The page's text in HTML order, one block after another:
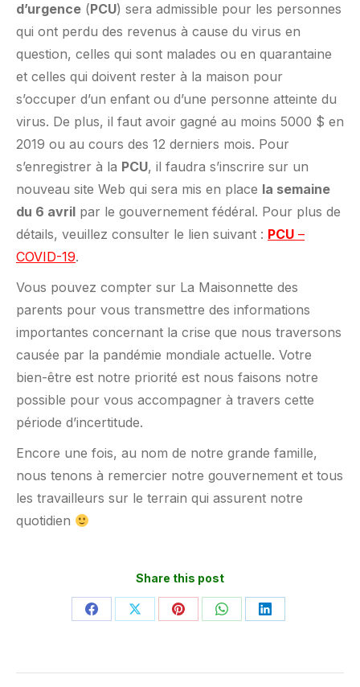
d’urgence (PCU) sera admissible pour les personnes
qui ont perdu des revenus à cause du virus en
question, celles qui sont malades ou en quarantaine
et celles qui doivent rester à la maison pour
s’occuper d’un enfant ou d’une personne atteinte du
virus. De plus, il faut avoir gagné au moins 5000 $ en
2019 ou au cours des 12 derniers mois. Pour
s’enregistrer à la PCU, il faudra s’inscrire sur un
nouveau site Web qui sera mis en place la semaine
du 6 avril par le gouvernement fédéral. Pour plus de
détails, veuillez consulter le lien suivant : PCU –
COVID-19.
Vous pouvez compter sur La Maisonnette des
parents pour vous transmettre des informations
importantes concernant la crise que nous traversons
causée par la pandémie mondiale actuelle. Votre
bien-être est notre priorité est nous faisons notre
possible pour vous accompagner à travers cette
période d’incertitude.
Encore une fois, au nom de notre grande famille,
nous tenons à remercier notre gouvernement et tous
les travailleurs sur le terrain qui assurent notre
quotidien
Share this post
PartagerPartagerPartagerPartagerPartager